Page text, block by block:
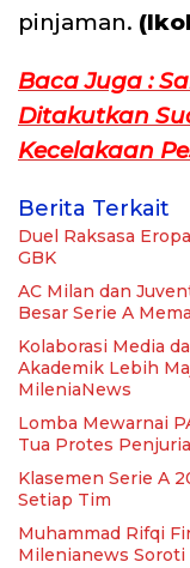
pinjaman.
Baca Juga :
Ditakutkan
Kecelakaan
Berita Terkait
Duel Raksasa
GBK
AC Milan dan
Besar Serie A
Kolaborasi Media
Akademik Lebih
MileniaNews
Lomba Mewarnai
Tua Protes
Klasemen Serie A
Setiap Tim
Muhammad Rifqi
Milenianews